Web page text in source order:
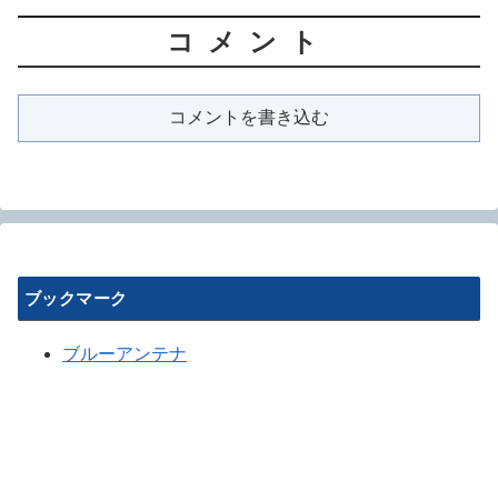
コメント
コメントを書き込む
ブックマーク
ブルーアンテナ